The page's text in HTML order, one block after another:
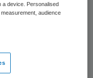
35 diepte-
die
leden van
a device. Personalised
audience